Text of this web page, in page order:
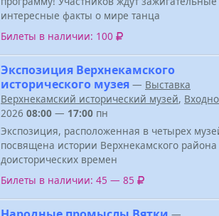
интересные факты о мире танца
Билеты в наличии: 100
Экспозиция Верхнекамского
исторического музея — Выставка
Верхнекамский исторический музей,
2026 08:00 — 17:00 пн
Экспозиция, расположенная в четырех
посвящена истории Верхнекамского района
доисторических времен
Билеты в наличии: 45 — 85